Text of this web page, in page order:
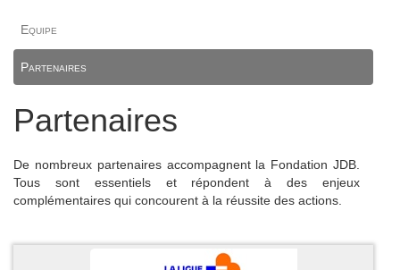
Equipe
Partenaires
Partenaires
De nombreux partenaires accompagnent la Fondation JDB.
Tous sont essentiels et répondent à des enjeux
complémentaires qui concourent à la réussite des actions.